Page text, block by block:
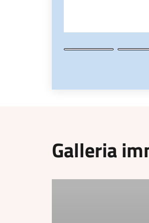
Galleria